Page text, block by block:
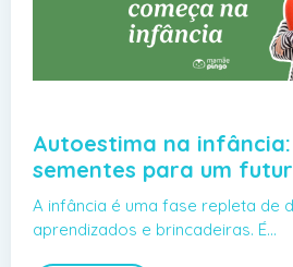
Autoestima na
sementes para um
A infância é uma fase repleta de
aprendizados e brincadeiras. É…